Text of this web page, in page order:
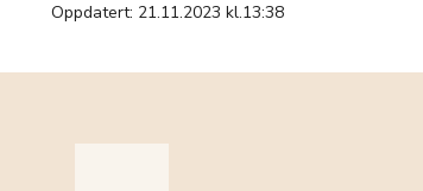
Oppdatert: 21.11.2023 kl.13:38